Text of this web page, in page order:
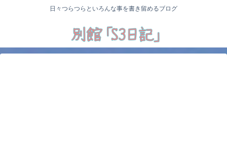
日々つらつらといろんな事を書き留めるブログ